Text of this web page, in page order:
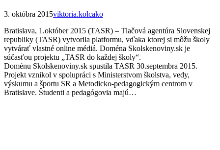
3. októbra 2015viktoria.kolcako
Bratislava, 1.október 2015 (TASR) – Tlačová agentúra Slovenskej
republiky (TASR) vytvorila platformu, vďaka ktorej si môžu školy
vytvárať vlastné online médiá. Doména Skolskenoviny.sk je
súčasťou projektu „TASR do každej školy“.
Doménu Skolskenoviny.sk spustila TASR 30.septembra 2015.
Projekt vznikol v spolupráci s Ministerstvom školstva, vedy,
výskumu a športu SR a Metodicko-pedagogickým centrom v
Bratislave. Študenti a pedagógovia majú…